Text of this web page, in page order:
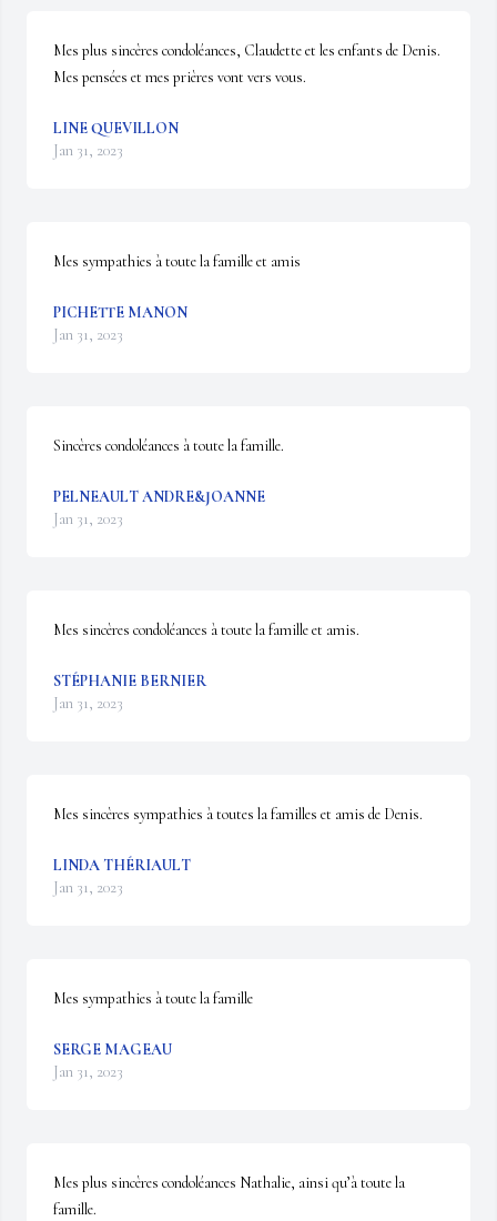
Mes plus sincères condoléances, Claudette et les enfants de Denis.
Mes pensées et mes prières vont vers vous.
LINE QUEVILLON
Jan 31, 2023
Mes sympathies à toute la famille et amis
PICHETTE MANON
Jan 31, 2023
Sincères condoléances à toute la famille.
PELNEAULT ANDRE&JOANNE
Jan 31, 2023
Mes sincères condoléances à toute la famille et amis.
STÉPHANIE BERNIER
Jan 31, 2023
Mes sincères sympathies à toutes la familles et amis de Denis.
LINDA THÉRIAULT
Jan 31, 2023
Mes sympathies à toute la famille
SERGE MAGEAU
Jan 31, 2023
Mes plus sincères condoléances Nathalie, ainsi qu’à toute la
famille.